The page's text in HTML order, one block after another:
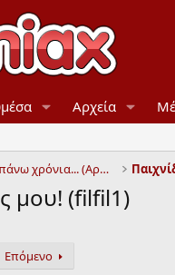
Αρχεία
Η ζωή πριν από 20 ή παραπάνω χρόνια... (Aρχείο)
μου! (filfil1)
Επόμενο